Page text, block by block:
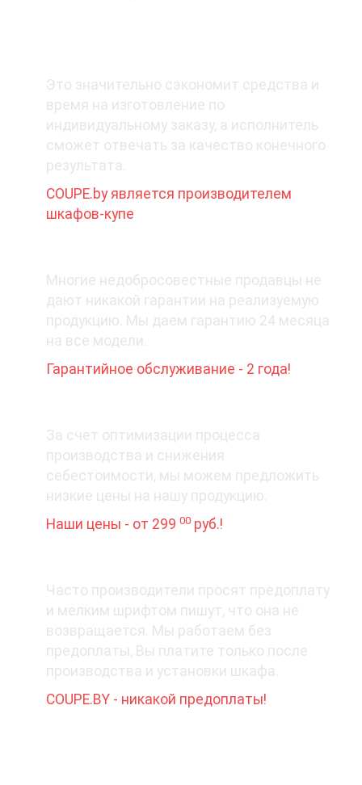
Это значительно сэкономит средства и
время на изготовление по
индивидуальному заказу, а исполнитель
сможет отвечать за качество конечного
результата.
COUPE.by является производителем
шкафов-купе
Многие недобросовестные продавцы не
дают никакой гарантии на реализуемую
продукцию. Мы даем гарантию 24 месяца
на все модели.
Гарантийное обслуживание - 2 года!
За счет оптимизации процесса
производства и снижения
себестоимости, мы можем предложить
низкие цены на нашу продукцию.
Наши цены - от 29900 руб.!
Часто производители просят предоплату
и мелким шрифтом пишут, что она не
возвращается. Мы работаем без
предоплаты, Вы платите только после
производства и установки шкафа.
COUPE.BY - никакой предоплаты!